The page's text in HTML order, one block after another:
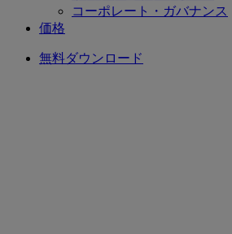
コーポレート・ガバナンス
価格
無料ダウンロード